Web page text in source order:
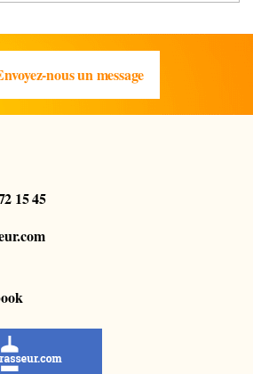
nous un message
15 45